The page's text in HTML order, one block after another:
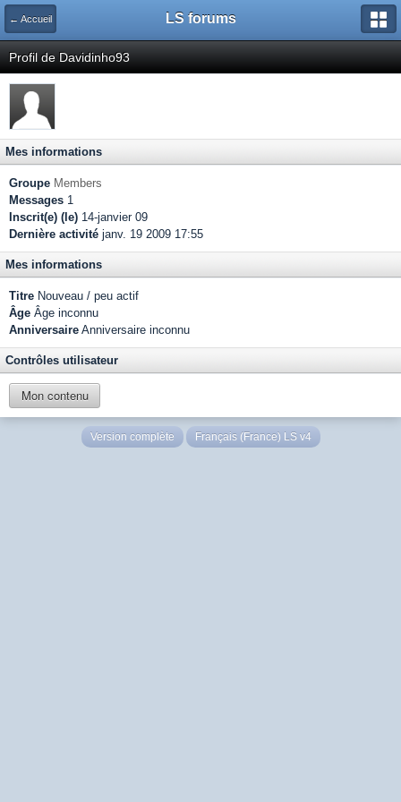
← Accueil LS forums
Profil de Davidinho93
Mes informations
Groupe Members
Messages 1
Inscrit(e) (le) 14-janvier 09
Dernière activité janv. 19 2009 17:55
Mes informations
Titre Nouveau / peu actif
Âge Âge inconnu
Anniversaire Anniversaire inconnu
Contrôles utilisateur
Mon contenu
Version complète Français (France) LS v4